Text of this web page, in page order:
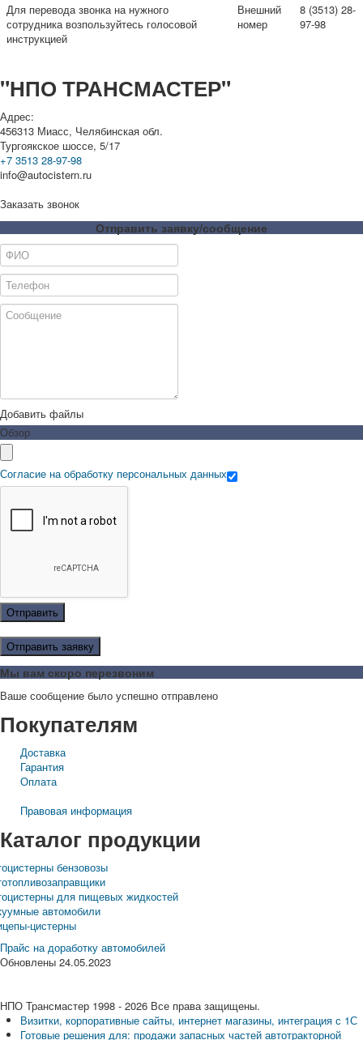
Для перевода звонка на нужного
сотрудника возпользуйтесь голосовой
инструкцией
Внешний
номер
8 (3513) 28-
97-98
"НПО ТРАНСМАСТЕР"
Адрес:
456313 Миасс, Челябинская обл.
Тургоякское шоссе, 5/17
+7 3513 28-97-98
info@autocistern.ru
Заказать звонок
Отправить заявку/сообщение
Добавить файлы
Обзор
Согласие на обработку персональных данных
Отправить
Отправить заявку
Мы вам скоро перезвоним
Ваше сообщение было успешно отправлено
Покупателям
Доставка
Гарантия
Оплата
Правовая информация
Каталог продукции
бензовозы
для пищевых жидкостей
автомобили
цистерны
Прайс на доработку автомобилей
Обновлены 24.05.2023
НПО Трансмастер 1998 - 2026 Все права защищены.
Визитки, корпоративные сайты, интернет магазины, интеграция с 1С
Готовые решения для: продажи запасных частей автотракторной